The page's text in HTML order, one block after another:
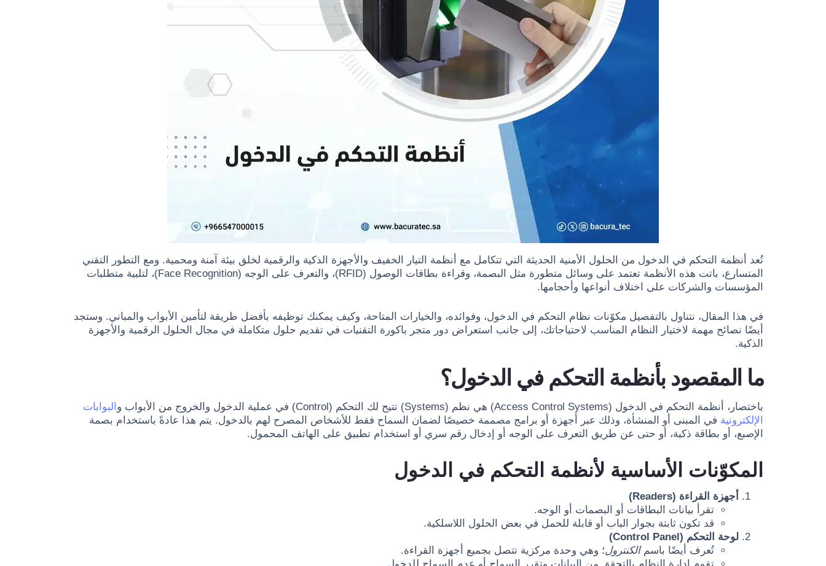
تُعد أنظمة التحكم في الدخول من الحلول الأمنية الحديثة التي تتكامل مع أنظمة التيار الخفيف والأجهزة الذكية والرقمية لخلق بيئة آمنة ومحمية. ومع التطور التقني
المتسارع، باتت هذه الأنظمة تعتمد على وسائل متطورة مثل البصمة، وقراءة بطاقات الوصول (RFID)، والتعرف على الوجه (Face Recognition)، لتلبية متطلبات
المؤسسات والشركات على اختلاف أنواعها وأحجامها.
في هذا المقال، نتناول بالتفصيل مكوّنات نظام التحكم في الدخول، وفوائده، والخيارات المتاحة، وكيف يمكنك توظيفه بأفضل طريقة لتأمين الأبواب والمباني. وستجد
أيضًا نصائح مهمة لاختيار النظام المناسب لاحتياجاتك، إلى جانب استعراض دور متجر باكورة التقنيات في تقديم حلول متكاملة في مجال الحلول الرقمية والأجهزة
الذكية.
ما المقصود بأنظمة التحكم في الدخول؟
باختصار، أنظمة التحكم في الدخول (Access Control Systems) هي نظم (Systems) تتيح لك التحكم (Control) في عملية الدخول والخروج من الأبواب و
البوابات
الإلكترونية في المبنى أو المنشأة، وذلك عبر أجهزة أو برامج مصممة خصيصًا لضمان السماح فقط للأشخاص المصرح لهم بالدخول. يتم هذا عادةً باستخدام بصمة
الإصبع، أو بطاقة ذكية، أو حتى عن طريق التعرف على الوجه أو إدخال رقم سري أو استخدام تطبيق على الهاتف المحمول.
المكوّنات الأساسية لأنظمة التحكم في الدخول
أجهزة القراءة (Readers)
تقرأ بيانات البطاقات أو البصمات أو الوجه.
قد تكون ثابتة بجوار الباب أو قابلة للحمل في بعض الحلول اللاسلكية.
لوحة التحكم (Control Panel)
تُعرف أيضًا باسمالكنترول؛ وهي وحدة مركزية تتصل بجميع أجهزة القراءة.